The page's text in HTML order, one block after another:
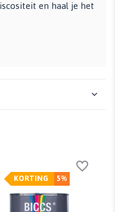
en haal je het
5%
KORTING